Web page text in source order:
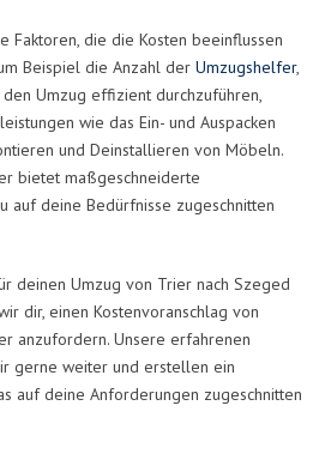
Faktoren, die die Kosten beeinflussen
Beispiel die Anzahl der Umzugshelfer,
Umzug effizient durchzuführen,
wie das Ein- und Auspacken
und Deinstallieren von Möbeln.
bietet maßgeschneiderte
auf deine Bedürfnisse zugeschnitten
deinen Umzug von Trier nach Szeged
dir, einen Kostenvoranschlag von
anzufordern. Unsere erfahrenen
gerne weiter und erstellen ein
auf deine Anforderungen zugeschnitten